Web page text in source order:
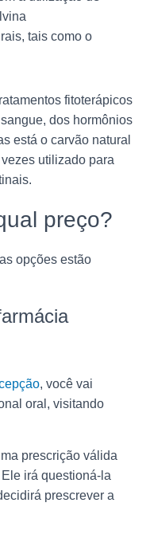
tais como o
fitoterápicos
dos hormônios
está o carvão natural
utilizado para
preço?
opções estão
, você vai
oral, visitando
prescrição válida
irá questioná-la
prescrever a